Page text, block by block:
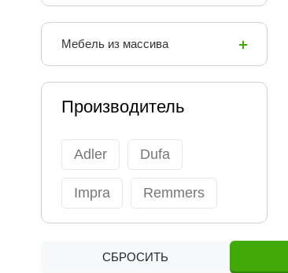
Мебель из массива
Производитель
Adler Dufa
Impra Remmers
СБРОСИТЬ